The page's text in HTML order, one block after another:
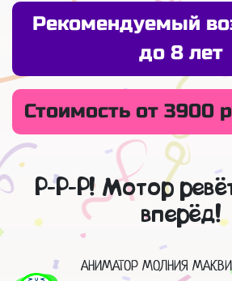
Рекомендуемый
до 8 лет
Стоимость от 3900
Р-Р-Р! Мотор
вперёд!
АНИМАТОР МОЛНИЯ